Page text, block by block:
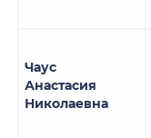
Чаус
Анастасия
Николаевна